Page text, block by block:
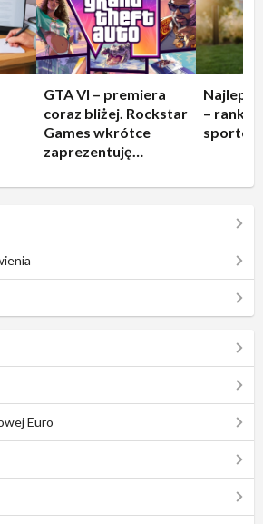
GTA VI – premiera
coraz bliżej. Rockstar
Games wkrótce
zaprezentuję
–
Euro